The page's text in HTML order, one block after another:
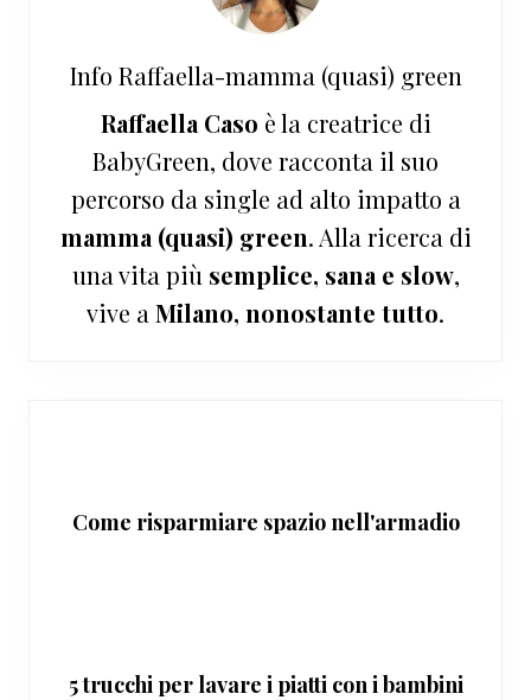
Info Raffaella-mamma (quasi) green
Raffaella Caso è la creatrice di
BabyGreen, dove racconta il suo
percorso da single ad alto impatto a
mamma (quasi) green. Alla ricerca di
una vita più semplice, sana e slow,
vive a Milano, nonostante tutto.
Come risparmiare spazio nell'armadio
5 trucchi per lavare i piatti con i bambini